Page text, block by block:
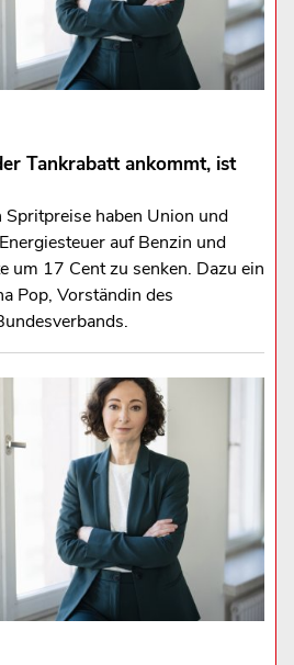
Tankrabatt ankommt, ist
haben Union und
auf Benzin und
um 17 Cent zu senken. Dazu ein
Pop, Vorständin des